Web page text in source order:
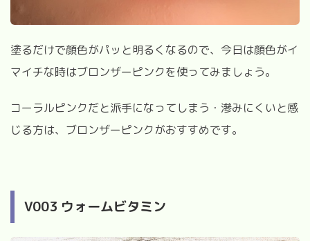
塗るだけで顔色がパッと明るくなるので、今日は顔色がイ
マイチな時はブロンザーピンクを使ってみましょう。
コーラルピンクだと派手になってしまう・滲みにくいと感
じる方は、ブロンザーピンクがおすすめです。
V003 ウォームビタミン